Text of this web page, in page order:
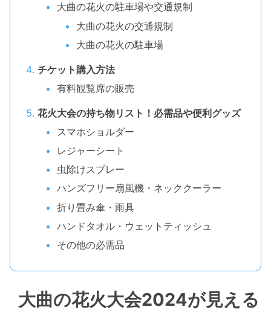
大曲の花火の駐車場や交通規制
大曲の花火の交通規制
大曲の花火の駐車場
チケット購入方法
有料観覧席の販売
花火大会の持ち物リスト！必需品や便利グッズ
スマホショルダー
レジャーシート
虫除けスプレー
ハンズフリー扇風機・ネッククーラー
折り畳み傘・雨具
ハンドタオル・ウェットティッシュ
その他の必需品
大曲の花火大会2024が見える